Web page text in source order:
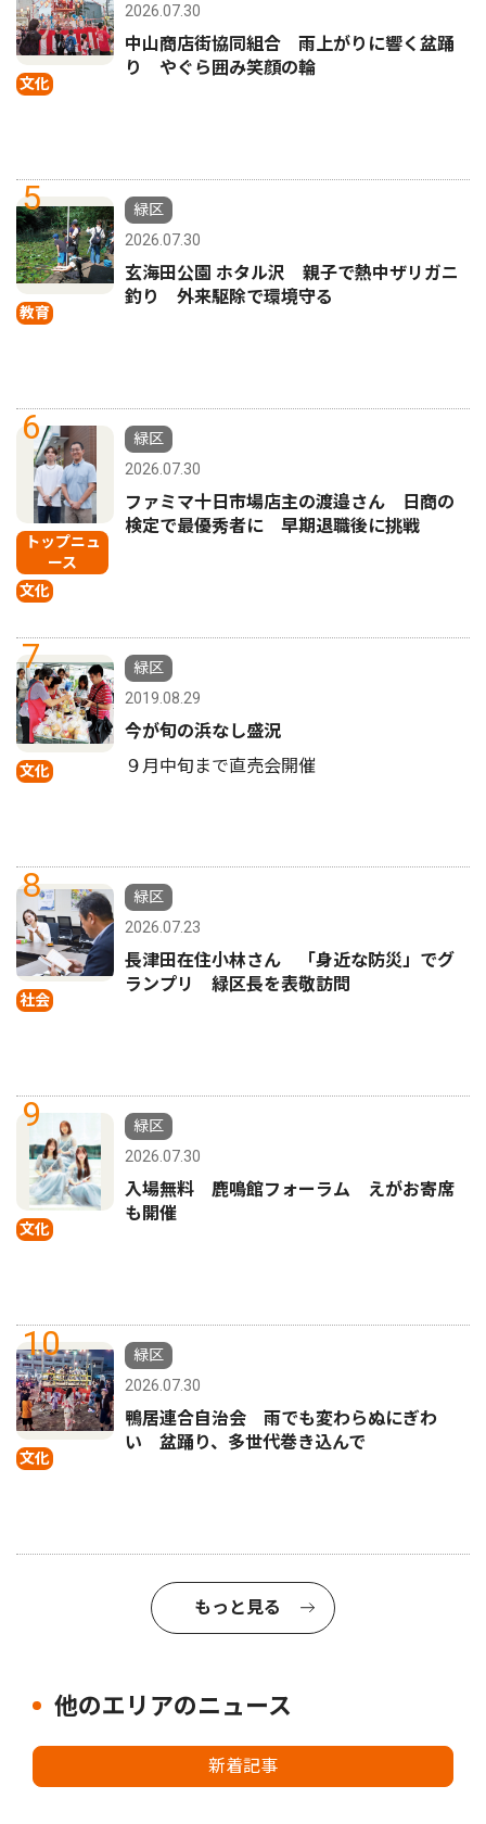
文化
2026.07.30
中山商店街協同組合 雨上がりに響く盆踊
り やぐら囲み笑顔の輪
5
教育
緑区
2026.07.30
玄海田公園 ホタル沢 親子で熱中ザリガニ
釣り 外来駆除で環境守る
6
トップニュ
ース
文化
緑区
2026.07.30
ファミマ十日市場店主の渡邉さん 日商の
検定で最優秀者に 早期退職後に挑戦
7
文化
緑区
2019.08.29
今が旬の浜なし盛況
９月中旬まで直売会開催
8
社会
緑区
2026.07.23
長津田在住小林さん 「身近な防災」でグ
ランプリ 緑区長を表敬訪問
9
文化
緑区
2026.07.30
入場無料 鹿鳴館フォーラム えがお寄席
も開催
10
文化
緑区
2026.07.30
鴨居連合自治会 雨でも変わらぬにぎわ
い 盆踊り、多世代巻き込んで
もっと見る
他のエリアのニュース
新着記事